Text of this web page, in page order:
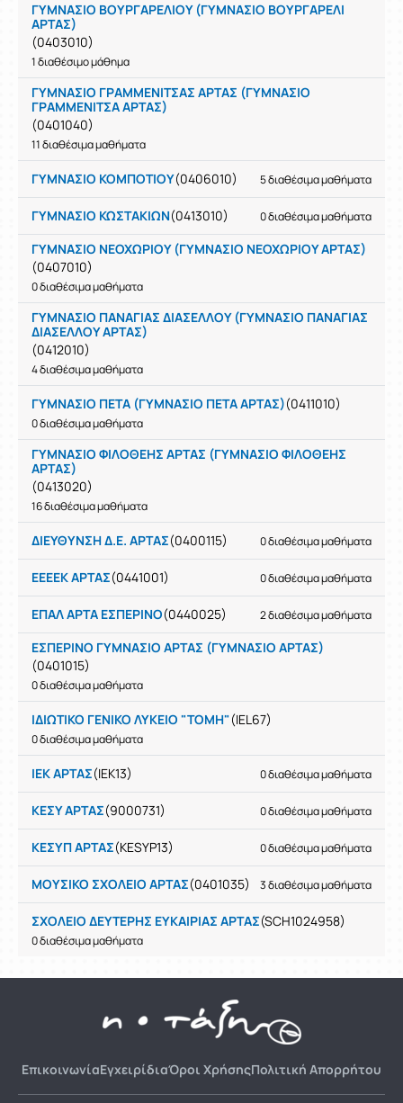
ΓΥΜΝΑΣΙΟ ΒΟΥΡΓΑΡΕΛΙΟΥ (ΓΥΜΝΑΣΙΟ ΒΟΥΡΓΑΡΕΛΙ
ΑΡΤΑΣ)
(0403010)
1 διαθέσιμο μάθημα
ΓΥΜΝΑΣΙΟ ΓΡΑΜΜΕΝΙΤΣΑΣ ΑΡΤΑΣ (ΓΥΜΝΑΣΙΟ
ΓΡΑΜΜΕΝΙΤΣΑ ΑΡΤΑΣ)
(0401040)
11 διαθέσιμα μαθήματα
ΓΥΜΝΑΣΙΟ ΚΟΜΠΟΤΙΟΥ(0406010) 5 διαθέσιμα μαθήματα
ΓΥΜΝΑΣΙΟ ΚΩΣΤΑΚΙΩΝ(0413010) 0 διαθέσιμα μαθήματα
ΓΥΜΝΑΣΙΟ ΝΕΟΧΩΡΙΟΥ (ΓΥΜΝΑΣΙΟ ΝΕΟΧΩΡΙΟΥ ΑΡΤΑΣ)
(0407010)
0 διαθέσιμα μαθήματα
ΓΥΜΝΑΣΙΟ ΠΑΝΑΓΙΑΣ ΔΙΑΣΕΛΛΟΥ (ΓΥΜΝΑΣΙΟ ΠΑΝΑΓΙΑΣ
ΔΙΑΣΕΛΛΟΥ ΑΡΤΑΣ)
(0412010)
4 διαθέσιμα μαθήματα
ΓΥΜΝΑΣΙΟ ΠΕΤΑ (ΓΥΜΝΑΣΙΟ ΠΕΤΑ ΑΡΤΑΣ)(0411010)
0 διαθέσιμα μαθήματα
ΓΥΜΝΑΣΙΟ ΦΙΛΟΘΕΗΣ ΑΡΤΑΣ (ΓΥΜΝΑΣΙΟ ΦΙΛΟΘΕΗΣ
ΑΡΤΑΣ)
(0413020)
16 διαθέσιμα μαθήματα
ΔΙΕΥΘΥΝΣΗ Δ.Ε. ΑΡΤΑΣ(0400115) 0 διαθέσιμα μαθήματα
ΕΕΕΕΚ ΑΡΤΑΣ(0441001) 0 διαθέσιμα μαθήματα
ΕΠΑΛ ΑΡΤΑ ΕΣΠΕΡΙΝΟ(0440025) 2 διαθέσιμα μαθήματα
ΕΣΠΕΡΙΝΟ ΓΥΜΝΑΣΙΟ ΑΡΤΑΣ (ΓΥΜΝΑΣΙΟ ΑΡΤΑΣ)
(0401015)
0 διαθέσιμα μαθήματα
ΙΔΙΩΤΙΚΟ ΓΕΝΙΚΟ ΛΥΚΕΙΟ "ΤΟΜΗ"(IEL67)
0 διαθέσιμα μαθήματα
ΙΕΚ ΑΡΤΑΣ(IEK13) 0 διαθέσιμα μαθήματα
ΚΕΣΥ ΑΡΤΑΣ(9000731) 0 διαθέσιμα μαθήματα
ΚΕΣΥΠ ΑΡΤΑΣ(KESYP13) 0 διαθέσιμα μαθήματα
ΜΟΥΣΙΚΟ ΣΧΟΛΕΙΟ ΑΡΤΑΣ(0401035) 3 διαθέσιμα μαθήματα
ΣΧΟΛΕΙΟ ΔΕΥΤΕΡΗΣ ΕΥΚΑΙΡΙΑΣ ΑΡΤΑΣ(SCH1024958)
0 διαθέσιμα μαθήματα
ΕπικοινωνίαΕγχειρίδιαΌροι ΧρήσηςΠολιτική Απορρήτου